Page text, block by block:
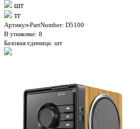
шт
тг
Артикул-PartNumber: D5100
В упаковке: 8
Базовая единица: шт